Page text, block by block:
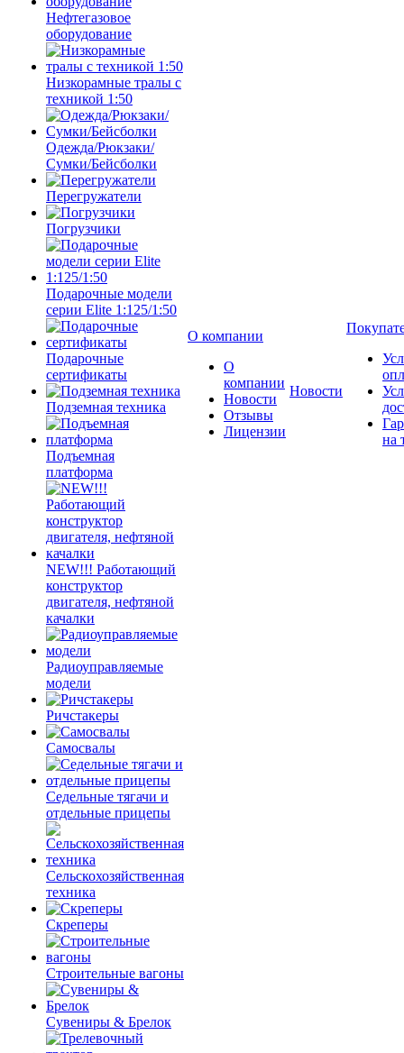
Нефтегазовое
оборудование
Низкорамные тралы с
техникой 1:50
Одежда/Рюкзаки/
Сумки/Бейсболки
Перегружатели
Погрузчики
Подарочные модели
серии Elite 1:125/1:50
Подарочные
сертификаты
Подземная техника
Подъемная
платформа
NEW!!! Работающий
конструктор
двигателя, нефтяной
качалки
Радиоуправляемые
модели
Ричстакеры
Самосвалы
Седельные тягачи и
отдельные прицепы
Сельскохозяйственная
техника
Скреперы
Строительные вагоны
Сувениры & Брелок
О компании
О
компании
Новости
Отзывы
Лицензии
Новости
на